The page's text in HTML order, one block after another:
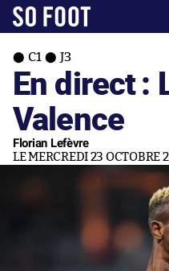
C1 J3
En direct :
Valence
Florian Lefèvre
LE MERCREDI 23 OCTOBRE